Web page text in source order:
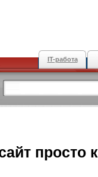
IT-работа
просто